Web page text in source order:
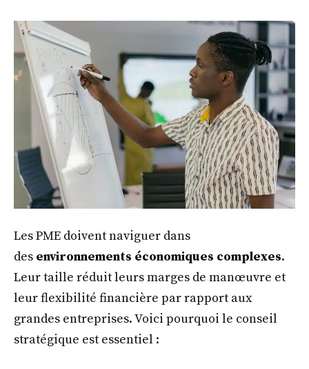
Les PME doivent naviguer dans
des environnements économiques complexes.
Leur taille réduit leurs marges de manœuvre et
leur flexibilité financière par rapport aux
grandes entreprises. Voici pourquoi le conseil
stratégique est essentiel :